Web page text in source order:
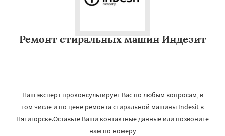
Ремонт стиральных машин Индезит
Наш эксперт проконсультирует Вас по любым вопросам, в
том числе и по цене ремонта стиральной машины Indesit в
Пятигорске.Оставьте Ваши контактные данные или позвоните
нам по номеру